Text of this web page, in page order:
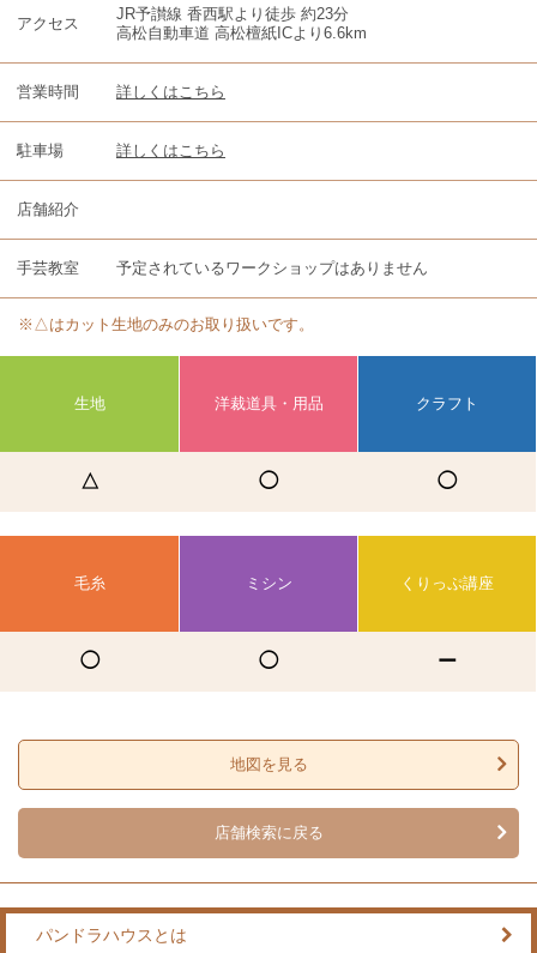
アクセス
JR予讃線 香西駅より徒歩 約23分
高松自動車道 高松檀紙ICより6.6km
営業時間 詳しくはこちら
駐車場 詳しくはこちら
店舗紹介
手芸教室 予定されているワークショップはありません
※△はカット生地のみのお取り扱いです。
生地 洋裁道具・用品 クラフト
△ ◯ ◯
毛糸 ミシン くりっぷ講座
◯ ◯ ー
地図を見る
店舗検索に戻る
パンドラハウスとは